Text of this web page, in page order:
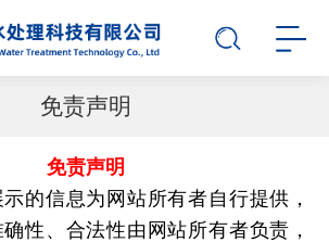
免责声明
免责声明
的信息为网站所有者自行提供，
性、合法性由网站所有者负责，